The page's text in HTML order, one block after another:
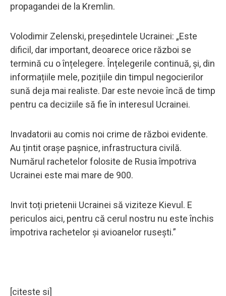
propagandei de la Kremlin.
Volodimir Zelenski, președintele Ucrainei: „Este
dificil, dar important, deoarece orice război se
termină cu o înțelegere. Înțelegerile continuă, și, din
informațiile mele, pozițiile din timpul negocierilor
sună deja mai realiste. Dar este nevoie încă de timp
pentru ca deciziile să fie în interesul Ucrainei.
Invadatorii au comis noi crime de război evidente.
Au țintit orașe pașnice, infrastructura civilă.
Numărul rachetelor folosite de Rusia împotriva
Ucrainei este mai mare de 900.
Invit toți prietenii Ucrainei să viziteze Kievul. E
periculos aici, pentru că cerul nostru nu este închis
împotriva rachetelor și avioanelor rusești.”
[citeste si]